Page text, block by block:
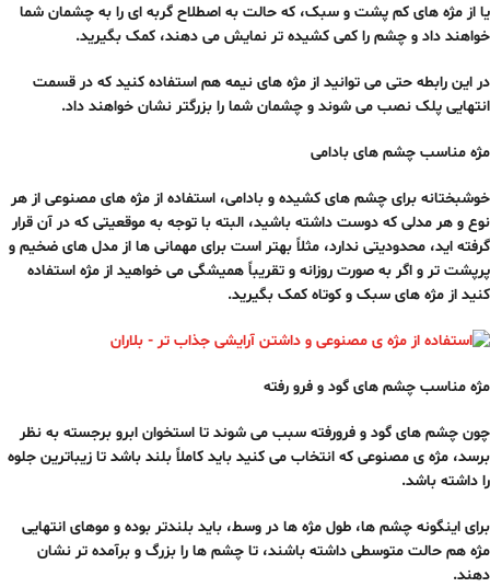
یا از مژه های کم پشت و سبک، که حالت به اصطلاح گربه ای را به چشمان شما
خواهند داد و چشم را کمی کشیده تر نمایش می دهند، کمک بگیرید.
در این رابطه حتی می توانید از مژه های نیمه هم استفاده کنید که در قسمت
انتهایی پلک نصب می شوند و چشمان شما را بزرگتر نشان خواهند داد.
مژه مناسب چشم های بادامی
خوشبختانه برای چشم های کشیده و بادامی، استفاده از مژه های مصنوعی از هر
نوع و هر مدلی که دوست داشته باشید، البته با توجه به موقعیتی که در آن قرار
گرفته اید، محدودیتی ندارد، مثلاً بهتر است برای مهمانی ها از مدل های ضخیم و
پرپشت تر و اگر به صورت روزانه و تقریباً همیشگی می خواهید از مژه استفاده
کنید از مژه های سبک و کوتاه کمک بگیرید.
مژه مناسب چشم های گود و فرو رفته
چون چشم های گود و فرورفته سبب می شوند تا استخوان ابرو برجسته به نظر
برسد، مژه ی مصنوعی که انتخاب می کنید باید کاملاً بلند باشد تا زیباترین جلوه
را داشته باشد.
برای اینگونه چشم ها، طول مژه ها در وسط، باید بلندتر بوده و موهای انتهایی
مژه هم حالت متوسطی داشته باشند، تا چشم ها را بزرگ و برآمده تر نشان
دهند.